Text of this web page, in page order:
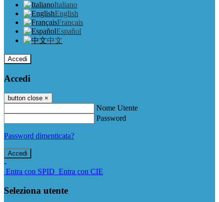
Italiano
English
Français
Español
中文
Accedi
Accedi
button close ×
Nome Utente
Password
Password dimenticata?
-
Entra con SPID Entra con CIE
Seleziona utente